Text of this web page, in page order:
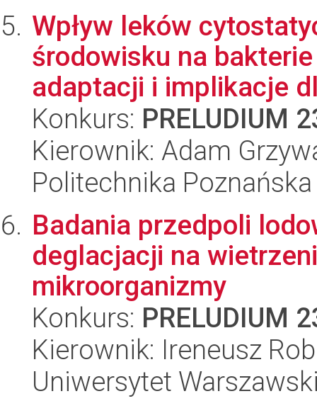
Wpływ leków
środowisku na
adaptacji i implikacje
Konkurs: PRELUDIUM
Kierownik: Adam
Politechnika Poznańska
Badania przedpoli
deglacjacji na
mikroorganizmy
Konkurs: PRELUDIUM
Kierownik: Ireneusz
Uniwersytet